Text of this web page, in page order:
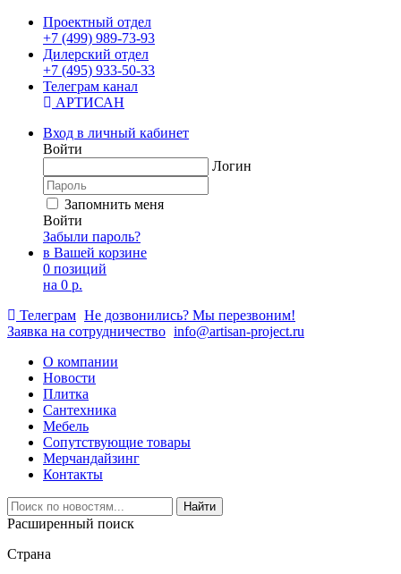
Проектный отдел
+7 (499) 989-73-93
Дилерский отдел
+7 (495) 933-50-33
Телеграм канал
АРТИСАН
Вход в личный кабинет
Войти
Логин
Запомнить меня
Войти
Забыли пароль?
в Вашей корзине
0 позиций
на 0 р.
Телеграм Не дозвонились? Мы перезвоним!
Заявка на сотрудничество info@artisan-project.ru
О компании
Новости
Плитка
Сантехника
Мебель
Сопутствующие товары
Мерчандайзинг
Контакты
Найти
Расширенный поиск
Страна